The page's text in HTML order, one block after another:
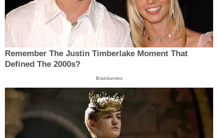
Remember The Justin Timberlake Moment That
Defined The 2000s?
Brainberries